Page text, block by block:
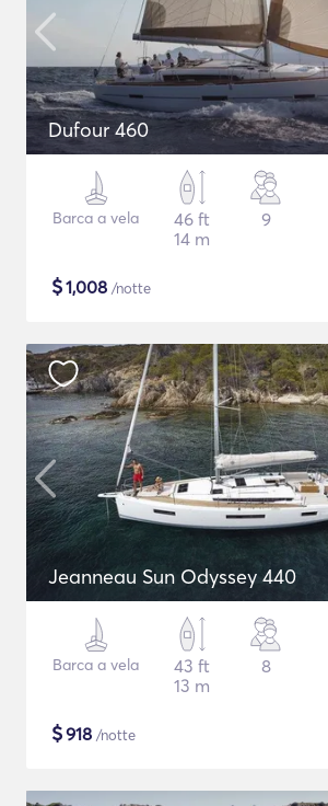
Dufour 460
Barca a vela
46 ft
14 m
9
$1,008 /notte
Jeanneau Sun Odyssey 440
Barca a vela
43 ft
13 m
8
$918 /notte